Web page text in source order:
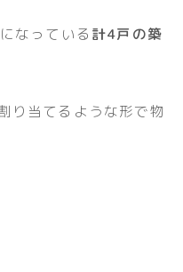
なっている 計4戸の築
り当てるような形で物